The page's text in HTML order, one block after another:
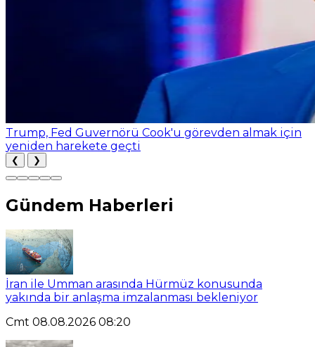
Trump, Fed Guvernörü Cook'u görevden almak için
yeniden harekete geçti
❮ ❯
Gündem Haberleri
İran ile Umman arasında Hürmüz konusunda
yakında bir anlaşma imzalanması bekleniyor
Cmt 08.08.2026 08:20